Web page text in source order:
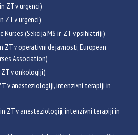
ZT v urgenci)
ZT v urgenci)
Nurses (Sekcija MS in ZT v psihiatriji)
ZT v operativni dejavnosti, European
Association)
ZT v onkologiji)
ZT v anesteziologiji, intenzivni terapiji in
in ZT v anesteziologiji, intenzivni terapiji in